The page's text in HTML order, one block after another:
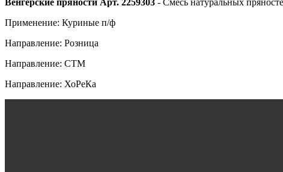
Применение: Куриные п/ф
Направление: Розница
Направление: СТМ
Направление: ХоРеКа